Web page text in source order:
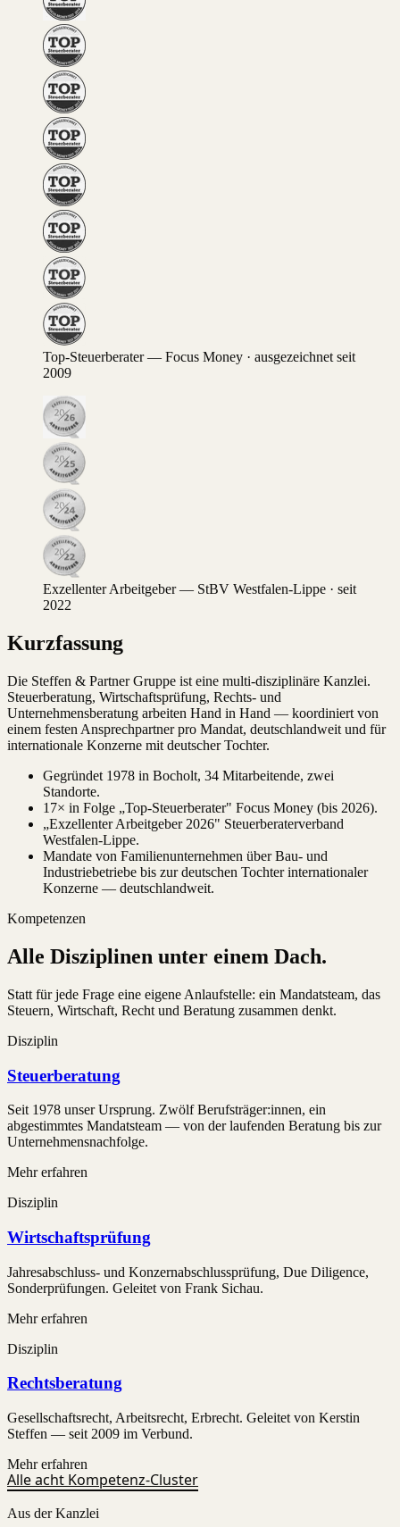
Top-Steuerberater — Focus Money · ausgezeichnet seit
2009
Exzellenter Arbeitgeber — StBV Westfalen-Lippe · seit
2022
Kurzfassung
Die Steffen & Partner Gruppe ist eine multi-disziplinäre Kanzlei.
Steuerberatung, Wirtschaftsprüfung, Rechts- und
Unternehmensberatung arbeiten Hand in Hand — koordiniert von
einem festen Ansprechpartner pro Mandat, deutschlandweit und für
internationale Konzerne mit deutscher Tochter.
Gegründet 1978 in Bocholt, 34 Mitarbeitende, zwei
Standorte.
17× in Folge „Top-Steuerberater" Focus Money (bis 2026).
„Exzellenter Arbeitgeber 2026" Steuerberaterverband
Westfalen-Lippe.
Mandate von Familienunternehmen über Bau- und
Industriebetriebe bis zur deutschen Tochter internationaler
Konzerne — deutschlandweit.
Kompetenzen
Alle Disziplinen unter einem Dach.
Statt für jede Frage eine eigene Anlaufstelle: ein Mandatsteam, das
Steuern, Wirtschaft, Recht und Beratung zusammen denkt.
Disziplin
Steuerberatung
Seit 1978 unser Ursprung. Zwölf Berufsträger:innen, ein
abgestimmtes Mandatsteam — von der laufenden Beratung bis zur
Unternehmensnachfolge.
Mehr erfahren
Disziplin
Wirtschaftsprüfung
Jahresabschluss- und Konzernabschlussprüfung, Due Diligence,
Sonderprüfungen. Geleitet von Frank Sichau.
Mehr erfahren
Disziplin
Rechtsberatung
Gesellschaftsrecht, Arbeitsrecht, Erbrecht. Geleitet von Kerstin
Steffen — seit 2009 im Verbund.
Mehr erfahren
Alle acht Kompetenz-Cluster
Aus der Kanzlei